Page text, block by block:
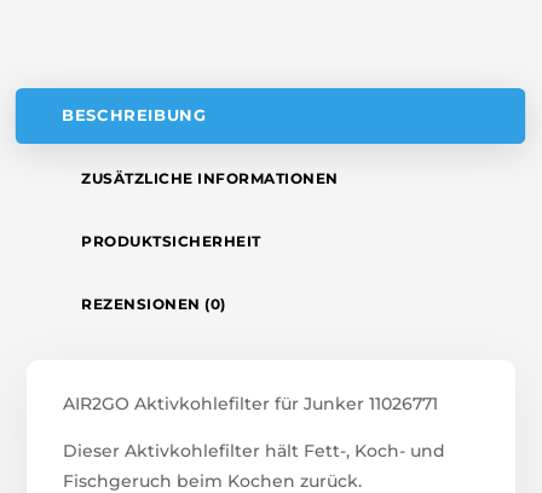
BESCHREIBUNG
ZUSÄTZLICHE INFORMATIONEN
PRODUKTSICHERHEIT
REZENSIONEN (0)
AIR2GO Aktivkohlefilter für Junker 11026771
Dieser Aktivkohlefilter hält Fett-, Koch- und
Fischgeruch beim Kochen zurück.